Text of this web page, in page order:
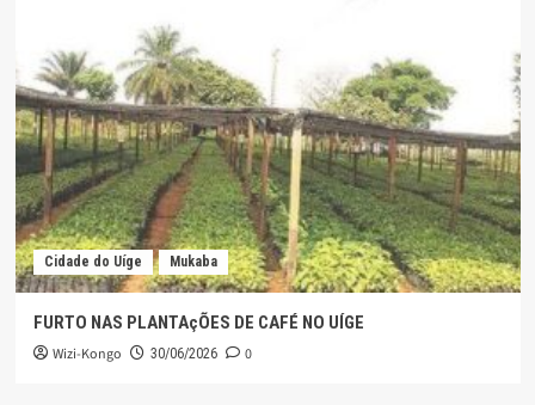
Cidade do Uíge Mukaba
FURTO NAS PLANTAçÕES DE CAFÉ NO UÍGE
Wizi-Kongo 30/06/2026 0